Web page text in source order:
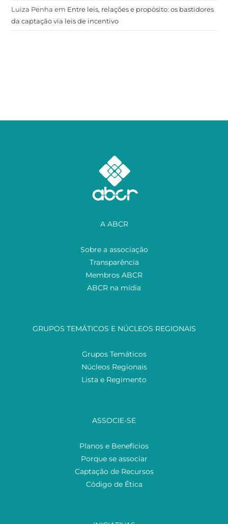
Luiza Penha em Entre leis, relações e propósito: os bastidores
da captação via leis de incentivo
A ABCR
Sobre a associação
Transparência
Membros ABCR
ABCR na mídia
GRUPOS TEMÁTICOS E NÚCLEOS REGIONAIS
Grupos Temáticos
Núcleos Regionais
Lista e Regimento
ASSOCIE-SE
Planos e Benefícios
Porque se associar
Captação de Recursos
Código de Ética